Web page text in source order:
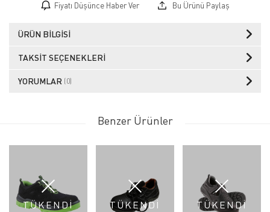
Fiyatı Düşünce Haber Ver Bu Ürünü Paylaş
ÜRÜN BILGISI
TAKSIT SEÇENEKLERI
YORUMLAR (0)
Benzer Ürünler
TÜKENDİ TÜKENDİ TÜKENDİ